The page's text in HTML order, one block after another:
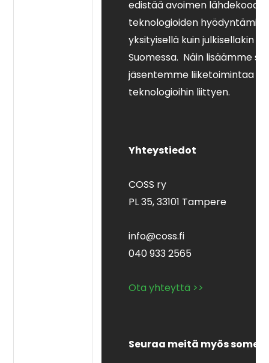
edistää avoimen
teknologioiden
yksityisellä kuin julkisellakin
Suomessa. Näin lisäämme
jäsentemme liiketoimintaa
teknologioihin liittyen.
Yhteystiedot
COSS ry
PL 35,33101 Tampere
info@coss.fi
040 933 2565
Ota yhteyttä >>
Seuraa meitä myös